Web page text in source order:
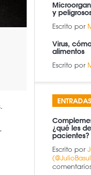
y
Escrito por
Virus,
alimentos
Escrito por
¿qué les
pacientes?
Escrito por